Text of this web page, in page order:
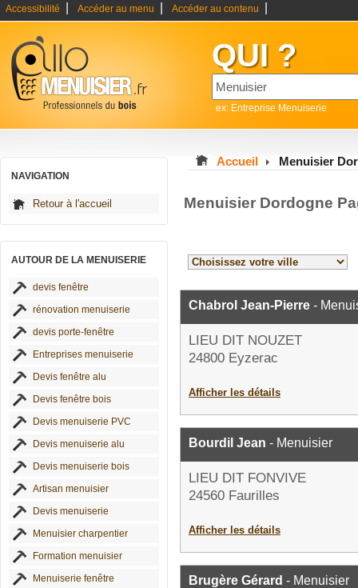
Accessibilité Accéder au menu Accéder au contenu
QUI ?
ex: Entreprise Menuiserie
NAVIGATION
Retour à l'accueil
AUTOUR DE LA MENUISERIE
devis fenêtre
rénovation menuiserie
devis porte-fenêtre
Entreprises menuiserie
Devis fenêtre alu
Devis fenêtre bois
Devis menuiserie PVC
Devis menuiserie alu
Devis menuiserie bois
Artisan menuisier
Devis menuiserie
Menuisier charpentier
Formation menuisier
Menuiserie fenêtre
Accueil Menuisier
Menuisier Dordogne
Chabrol Jean-Pierre -
LIEU DIT NOUZET
24800 Eyzerac
Afficher les détails
Bourdil Jean - Menuisier
LIEU DIT FONVIVE
24560 Faurilles
Afficher les détails
Brugère Gérard - Menuisier